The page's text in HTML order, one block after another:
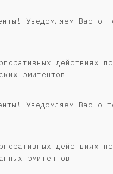
Уведомляем Вас о
действиях
эмитентов
Уведомляем Вас о
действиях
эмитентов